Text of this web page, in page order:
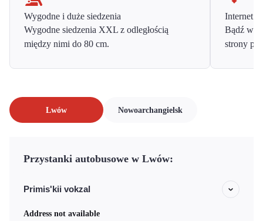
Wygodne i duże siedzenia
Wygodne siedzenia XXL z odległością
między nimi do 80 cm.
Internet
Bądź w
strony
Lwów Nowoarchangielsk
Przystanki autobusowe w Lwów:
Primis'kii vokzal
Address not available